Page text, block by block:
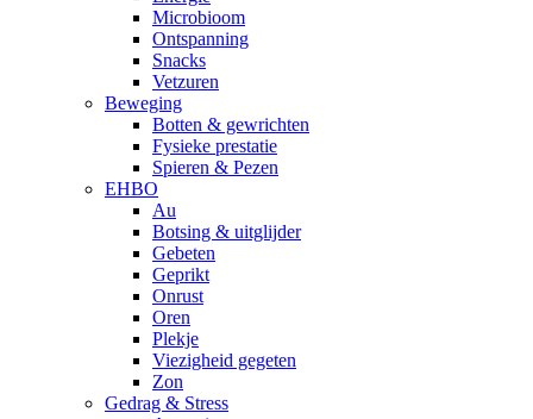
Microbioom
Ontspanning
Snacks
Vetzuren
Beweging
Botten & gewrichten
Fysieke prestatie
Spieren & Pezen
EHBO
Au
Botsing & uitglijder
Gebeten
Geprikt
Onrust
Oren
Plekje
Viezigheid gegeten
Zon
Gedrag & Stress